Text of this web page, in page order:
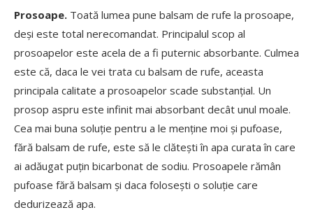
Prosoape. Toată lumea pune balsam de rufe la prosoape,
deși este total nerecomandat. Principalul scop al
prosoapelor este acela de a fi puternic absorbante. Culmea
este că, daca le vei trata cu balsam de rufe, aceasta
principala calitate a prosoapelor scade substanțial. Un
prosop aspru este infinit mai absorbant decât unul moale.
Cea mai buna soluție pentru a le menține moi și pufoase,
fără balsam de rufe, este să le clătești în apa curata în care
ai adăugat puțin bicarbonat de sodiu. Prosoapele rămân
pufoase fără balsam și daca folosești o soluție care
dedurizează apa.